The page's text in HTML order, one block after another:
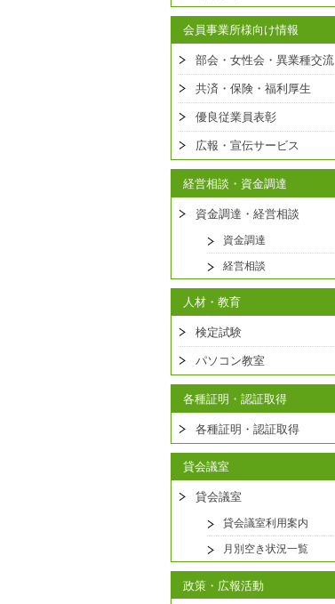
会員事業所様向け情報
部会・女性会・異業種交流
共済・保険・福利厚生
優良従業員表彰
広報・宣伝サービス
経営相談・資金調達
資金調達・経営相談
資金調達
経営相談
人材・教育
検定試験
パソコン教室
各種証明・認証取得
各種証明・認証取得
貸会議室
貸会議室
貸会議室利用案内
月別空き状況一覧
政策・広報活動